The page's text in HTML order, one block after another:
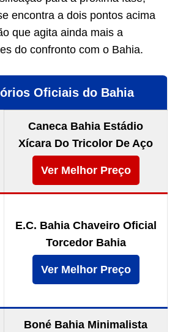
encontra a dois pontos acima
que agita ainda mais a
do confronto com o Bahia.
Oficiais do Bahia
Caneca Bahia Estádio
Xícara Do Tricolor De Aço
Ver Melhor Preço
E.C. Bahia Chaveiro Oficial
Torcedor Bahia
Ver Melhor Preço
Boné Bahia Minimalista